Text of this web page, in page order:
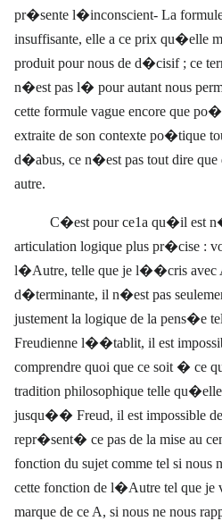
pr�sente l�inconscient- La formule
insuffisante, elle a ce prix qu�elle
produit pour nous de d�cisif ; ce
n�est pas l� pour autant nous
cette formule vague encore que
extraite de son contexte po�tique
d�abus, ce n�est pas tout dire que
autre.
C�est pour ce1a qu�il est
articulation logique plus pr�cise :
l�Autre, telle que je l��cris avec
d�terminante, il n�est pas
justement la logique de la pens�e
Freudienne l��tablit, il est
comprendre quoi que ce soit � ce
tradition philosophique telle
jusqu�� Freud, il est impossible
repr�sent� ce pas de la mise au
fonction du sujet comme tel si nous
cette fonction de l�Autre tel que
marque de ce A, si nous ne nous